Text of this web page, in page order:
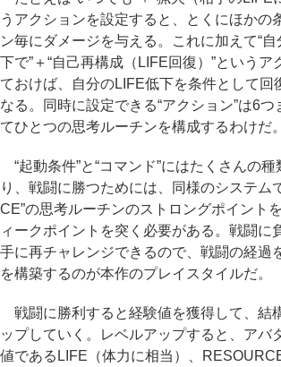
うアクションを設定すると、とくにほかの
ン毎にダメージを与える。これに加えて“
下で”＋“自己再構成（LIFE回復）”というア
ておけば、自分のLIFE低下を条件として回
なる。同時に設定できる“アクション”は6つ
てひとつの思考ルーチンを構成するわけだ。
“起動条件”と“コマンド”にはたくさんの
り、戦闘に勝つためには、同様のシステム
CE”の思考ルーチンのストロングポイント
ィークポイントを突く必要がある。戦闘に
手に再チャレンジできるので、戦闘の経過
を構築するのが本作のプレイスタイルだ。
戦闘に勝利すると経験値を獲得して、結
ップしていく。レベルアップすると、アバ
値であるLIFE（体力に相当）、